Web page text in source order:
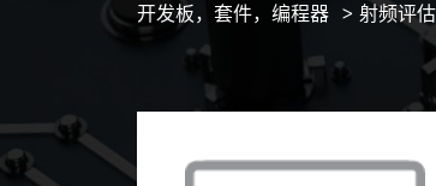
开发板，套件，编程器 射频评